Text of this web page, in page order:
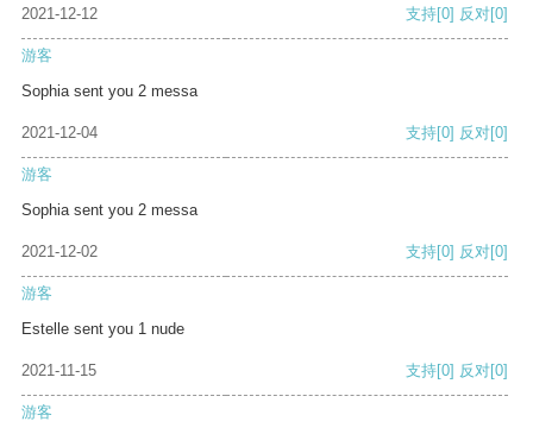
2021-12-12 支持[0] 反对[0]
游客
Sophia sent you 2 messa
2021-12-04 支持[0] 反对[0]
游客
Sophia sent you 2 messa
2021-12-02 支持[0] 反对[0]
游客
Estelle sent you 1 nude
2021-11-15 支持[0] 反对[0]
游客